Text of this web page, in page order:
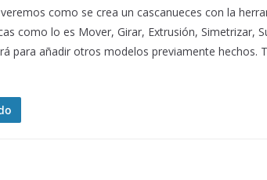
como se crea un cascanueces con la
como lo es Mover, Girar, Extrusión, Simetrizar,
para añadir otros modelos previamente hechos.